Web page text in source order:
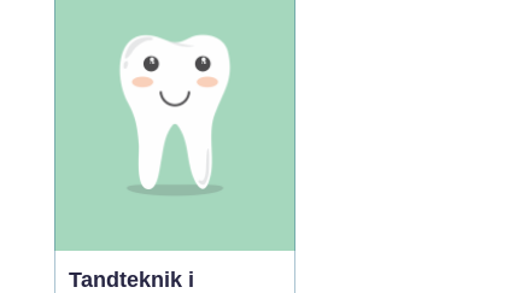
Tandteknik i